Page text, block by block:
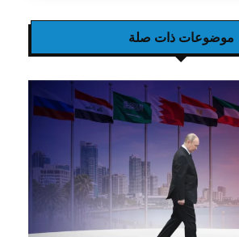
موضوعات ذات صلة